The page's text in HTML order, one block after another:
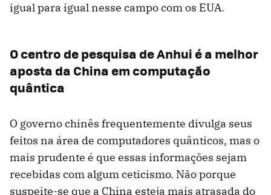
igual para igual nesse campo com os EUA.
O centro de pesquisa de Anhui é a melhor
aposta da China em computação
quântica
O governo chinês frequentemente divulga seus
feitos na área de computadores quânticos, mas o
mais prudente é que essas informações sejam
recebidas com algum ceticismo. Não porque
suspeite-se que a China esteja mais atrasada do